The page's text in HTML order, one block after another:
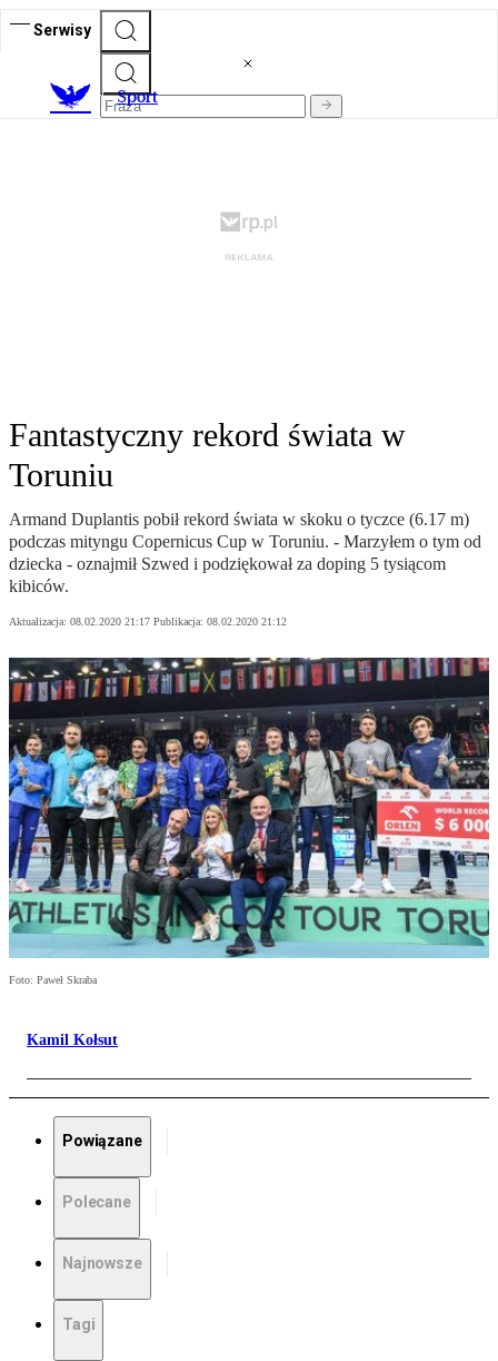
Serwisy
Sport
Fantastyczny rekord świata w
Toruniu
Armand Duplantis pobił rekord świata w skoku o tyczce (6.17 m)
podczas mityngu Copernicus Cup w Toruniu. - Marzyłem o tym od
dziecka - oznajmił Szwed i podziękował za doping 5 tysiącom
kibiców.
Aktualizacja: 08.02.2020 21:17 Publikacja: 08.02.2020 21:12
Foto: Paweł Skraba
Kamil Kołsut
Powiązane
Polecane
Najnowsze
Tagi